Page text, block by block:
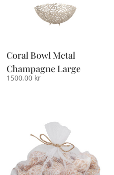
Coral Bowl Metal
Champagne Large
1500,00 kr